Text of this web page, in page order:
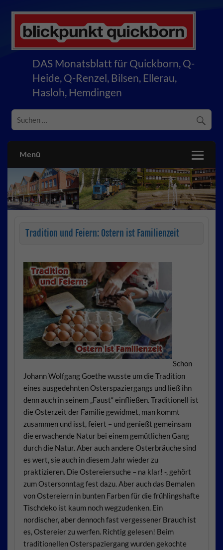
blickpunkt quickborn
DAS Monatsblatt für Quickborn, Q-
Heide, Q-Renzel, Bilsen, Ellerau,
Hasloh, Hemdingen
Menü
Tradition und Feiern: Ostern ist Familienzeit
Schon
Johann Wolfgang Goethe wusste um die Tradition
eines ausgedehnten Osterspaziergangs und ließ ihn
denn auch in seinem „Faust“ einfließen. Traditionell ist
die Osterzeit der Familie gewidmet, man kommt
zusammen und isst, feiert – und genießt gemeinsam
die erwachende Natur bei einem gemütlichen Gang
durch die Natur. Aber auch andere Osterbräuche sind
es wert, sie auch in diesem Jahr wieder zu
praktizieren. Die Ostereiersuche – na klar! -, gehört
zum Ostersonntag fest dazu. Aber auch das Bemalen
von Ostereiern in bunten Farben für die frühlingshafte
Tischdeko ist kaum noch wegzudenken. Ein
nordischer, aber dennoch fast vergessener Brauch ist
es, Ostereier zu werfen. Richtig gelesen! Beim
traditionellen Osterspaziergang wurden gekochte